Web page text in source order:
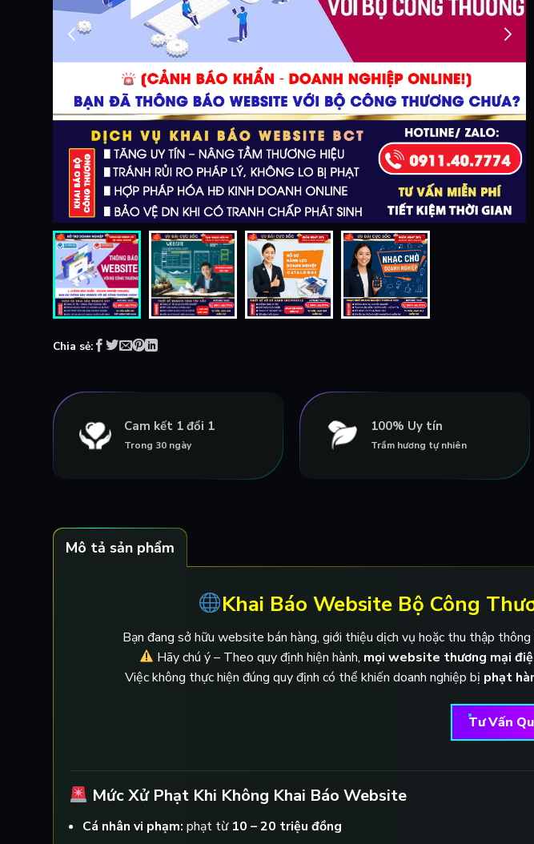
Chia sẻ:
Cam kết 1 đổi 1
Trong 30 ngày
100% Uy tín
Trầm hương tự nhiên
Mô tả sản phẩm
Khai Báo Website Bộ Công
Bạn đang sở hữu website bán hàng, giới thiệu dịch vụ hoặc thu thập
Hãy chú ý – Theo quy định hiện hành, mọi website thương mại
Việc không thực hiện đúng quy định có thể khiến doanh nghiệp bị phạt
Tư Vấn
Mức Xử Phạt Khi Không Khai Báo Website
Cá nhân vi phạm: phạt từ 10 – 20 triệu đồng